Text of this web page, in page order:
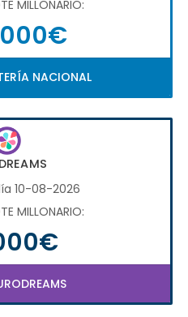
MILLONARIO:
NACIONAL
10-08-2026
MILLONARIO: